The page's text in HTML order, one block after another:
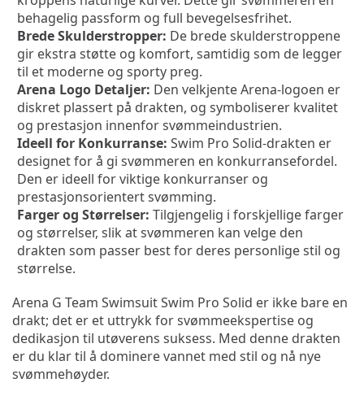
behagelig passform og full bevegelsesfrihet.
Brede Skulderstropper: De brede skulderstroppene
gir ekstra støtte og komfort, samtidig som de legger
til et moderne og sporty preg.
Arena Logo Detaljer: Den velkjente Arena-logoen er
diskret plassert på drakten, og symboliserer kvalitet
og prestasjon innenfor svømmeindustrien.
Ideell for Konkurranse: Swim Pro Solid-drakten er
designet for å gi svømmeren en konkurransefordel.
Den er ideell for viktige konkurranser og
prestasjonsorientert svømming.
Farger og Størrelser: Tilgjengelig i forskjellige farger
og størrelser, slik at svømmeren kan velge den
drakten som passer best for deres personlige stil og
størrelse.
Arena G Team Swimsuit Swim Pro Solid er ikke bare en
drakt; det er et uttrykk for svømmeekspertise og
dedikasjon til utøverens suksess. Med denne drakten
er du klar til å dominere vannet med stil og nå nye
svømmehøyder.